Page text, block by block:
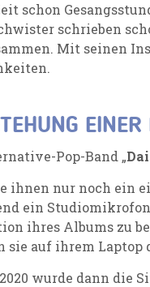
schon
schrieben
Mit seinen
Pop-Band „
ihnen nur noch ein
ein
ihres Albums zu
sie auf ihrem Laptop
wurde dann die